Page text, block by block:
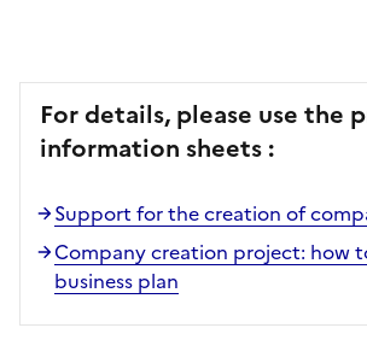
For details, please use the
information sheets :
Support for the creation of
Company creation project: how
business plan